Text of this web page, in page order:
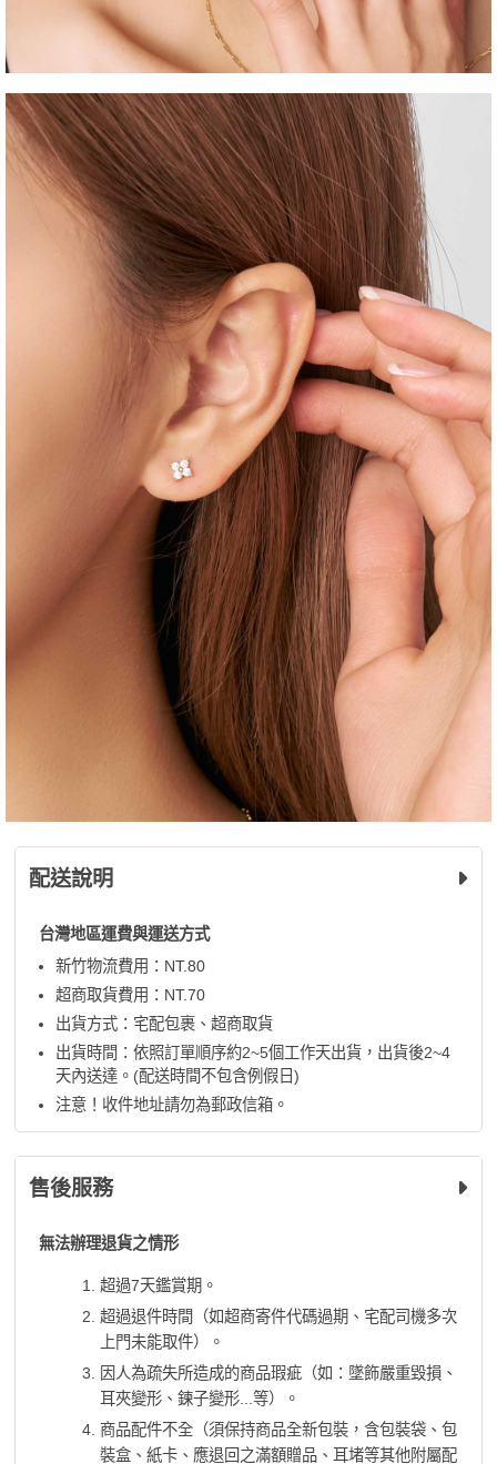
配送說明
台灣地區運費與運送方式
新竹物流費用：NT.80
超商取貨費用：NT.70
出貨方式：宅配包裹、超商取貨
出貨時間：依照訂單順序約2~5個工作天出貨，出貨後2~4
天內送達。(配送時間不包含例假日)
注意！收件地址請勿為郵政信箱。
售後服務
無法辦理退貨之情形
超過7天鑑賞期。
超過退件時間（如超商寄件代碼過期、宅配司機多次
上門未能取件）。
因人為疏失所造成的商品瑕疵（如：墜飾嚴重毀損、
耳夾變形、鍊子變形...等）。
商品配件不全（須保持商品全新包裝，含包裝袋、包
裝盒、紙卡、應退回之滿額贈品、耳堵等其他附屬配